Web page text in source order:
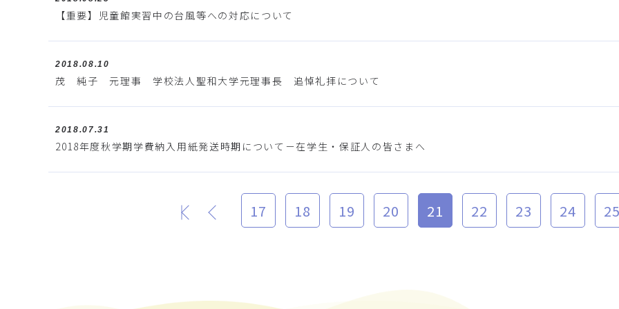
【重要】児童館実習中の台風等への対応について
2018.08.10
茂 純子 元理事 学校法人聖和大学元理事長 追悼礼拝について
2018.07.31
2018年度秋学期学費納入用紙発送時期について－在学生・保証人の皆さまへ
最初 17 18 19 20 21 22 23 24 25